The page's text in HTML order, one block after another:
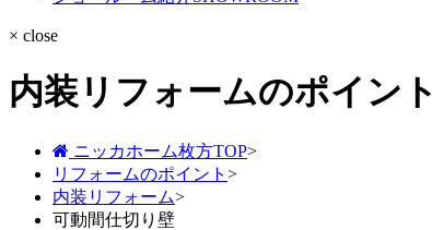
× close
内装リフォームのポイント
ニッカホーム枚方TOP>
リフォームのポイント >
内装リフォーム>
可動間仕切り壁